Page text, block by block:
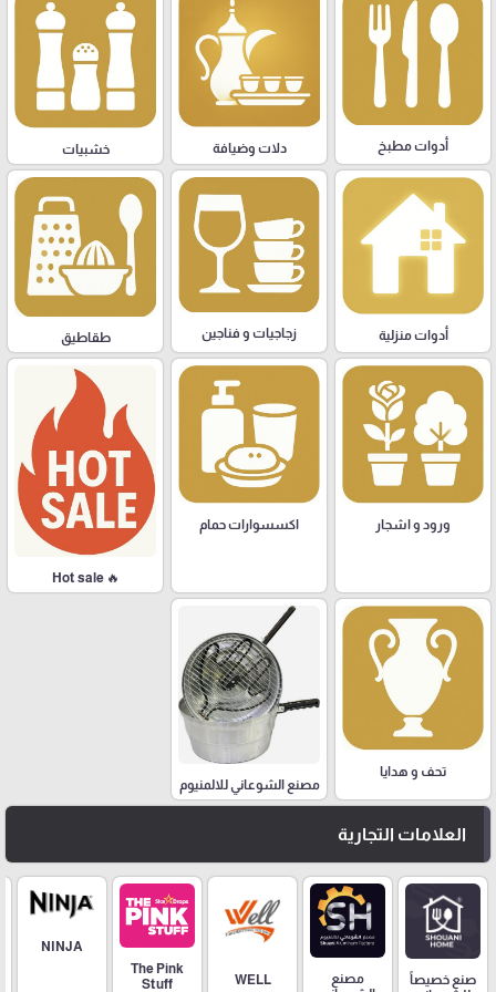
أدوات مطبخ دلات وضيافة خشبيات
أدوات منزلية زجاجيات و فناجين طقاطيق
ورود و اشجار اكسسوارات حمام
🔥 Hot sale
تحف و هدايا
مصنع الشوعاني للالمنيوم
العلامات التجارية
صنع خصيصاً
مصنع
WELL
The Pink
Stuff
NINJA